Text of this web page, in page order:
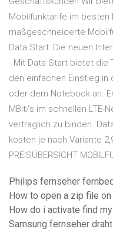
Mobilfunktarife im
maßgeschneiderte
Data Start: Die neuen
- Mit Data Start bietet die
den einfachen Einstieg
oder dem Notebook an.
MBit/s im schnellen LTE-
vertraglich zu binden.
kosten je nach Variante
PREISÜBERSICHT
Philips fernseher
How to open a zip file
How do i activate find
Samsung fernseher